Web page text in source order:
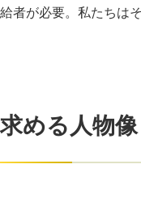
給者が必要。私たちは
求める人物像